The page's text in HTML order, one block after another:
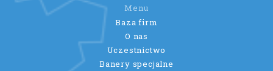
Menu
Baza firm
O nas
Uczestnictwo
Banery specjalne